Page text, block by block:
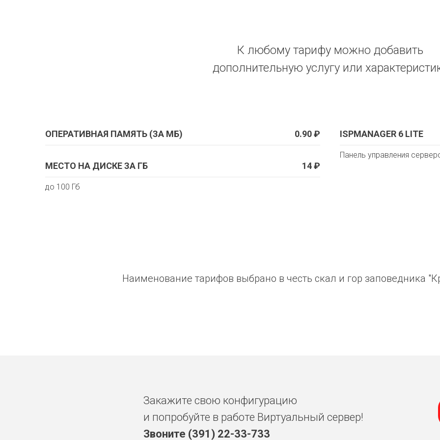
К любому тарифу можно добавить
дополнительную услугу или
ОПЕРАТИВНАЯ ПАМЯТЬ (ЗА МБ) 0.90 ₽
МЕСТО НА ДИСКЕ ЗА ГБ 14 ₽
до 100 Гб
ISPMANAGER 6 LITE
Панель управления
Наименование тарифов выбрано в честь скал и гор заповедника
Закажите свою конфигурацию
и попробуйте в работе Виртуальный сервер!
Звоните (391) 22-33-733